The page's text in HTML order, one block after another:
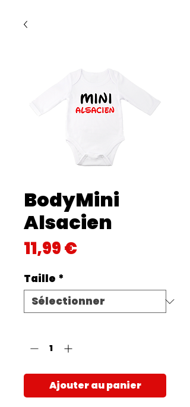
BodyMini
Alsacien
11,99 €Prix
Taille *
Ajouter au panier